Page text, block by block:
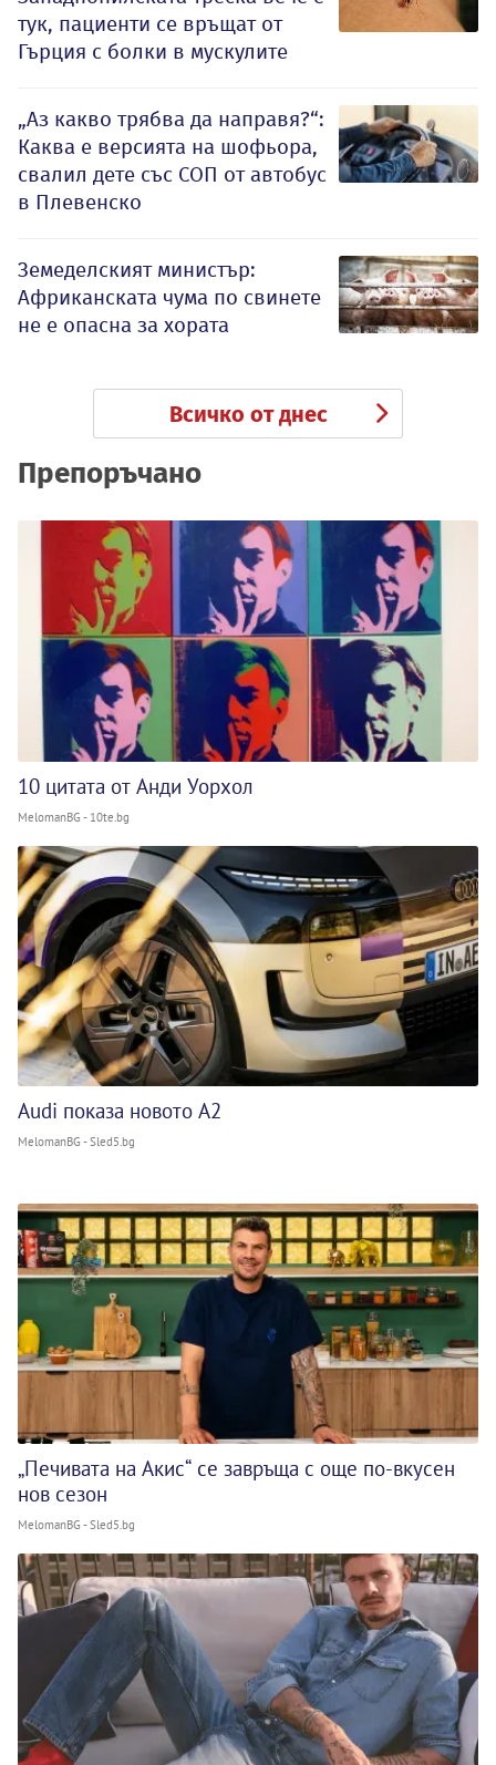
тук, пациенти се връщат от
Гърция с болки в мускулите
„Аз какво трябва да направя?“:
Каква е версията на шофьора,
свалил дете със СОП от автобус
в Плевенско
Земеделският министър:
Африканската чума по свинете
не е опасна за хората
Всичко от днес
Препоръчано
10 цитата от Анди Уорхол
MelomanBG - 10te.bg
Audi показа новото A2
MelomanBG - Sled5.bg
„Печивата на Акис“ се завръща с още по-вкусен
нов сезон
MelomanBG - Sled5.bg